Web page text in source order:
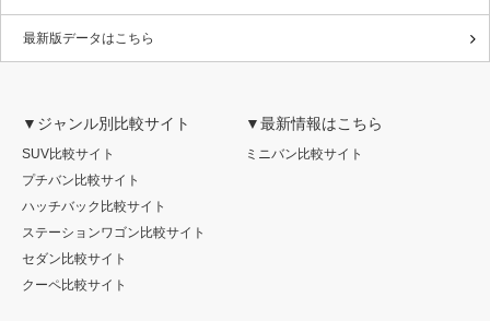
最新版データはこちら
▼ジャンル別比較サイト
SUV比較サイト
プチバン比較サイト
ハッチバック比較サイト
ステーションワゴン比較サイト
セダン比較サイト
クーペ比較サイト
▼最新情報はこちら
ミニバン比較サイト